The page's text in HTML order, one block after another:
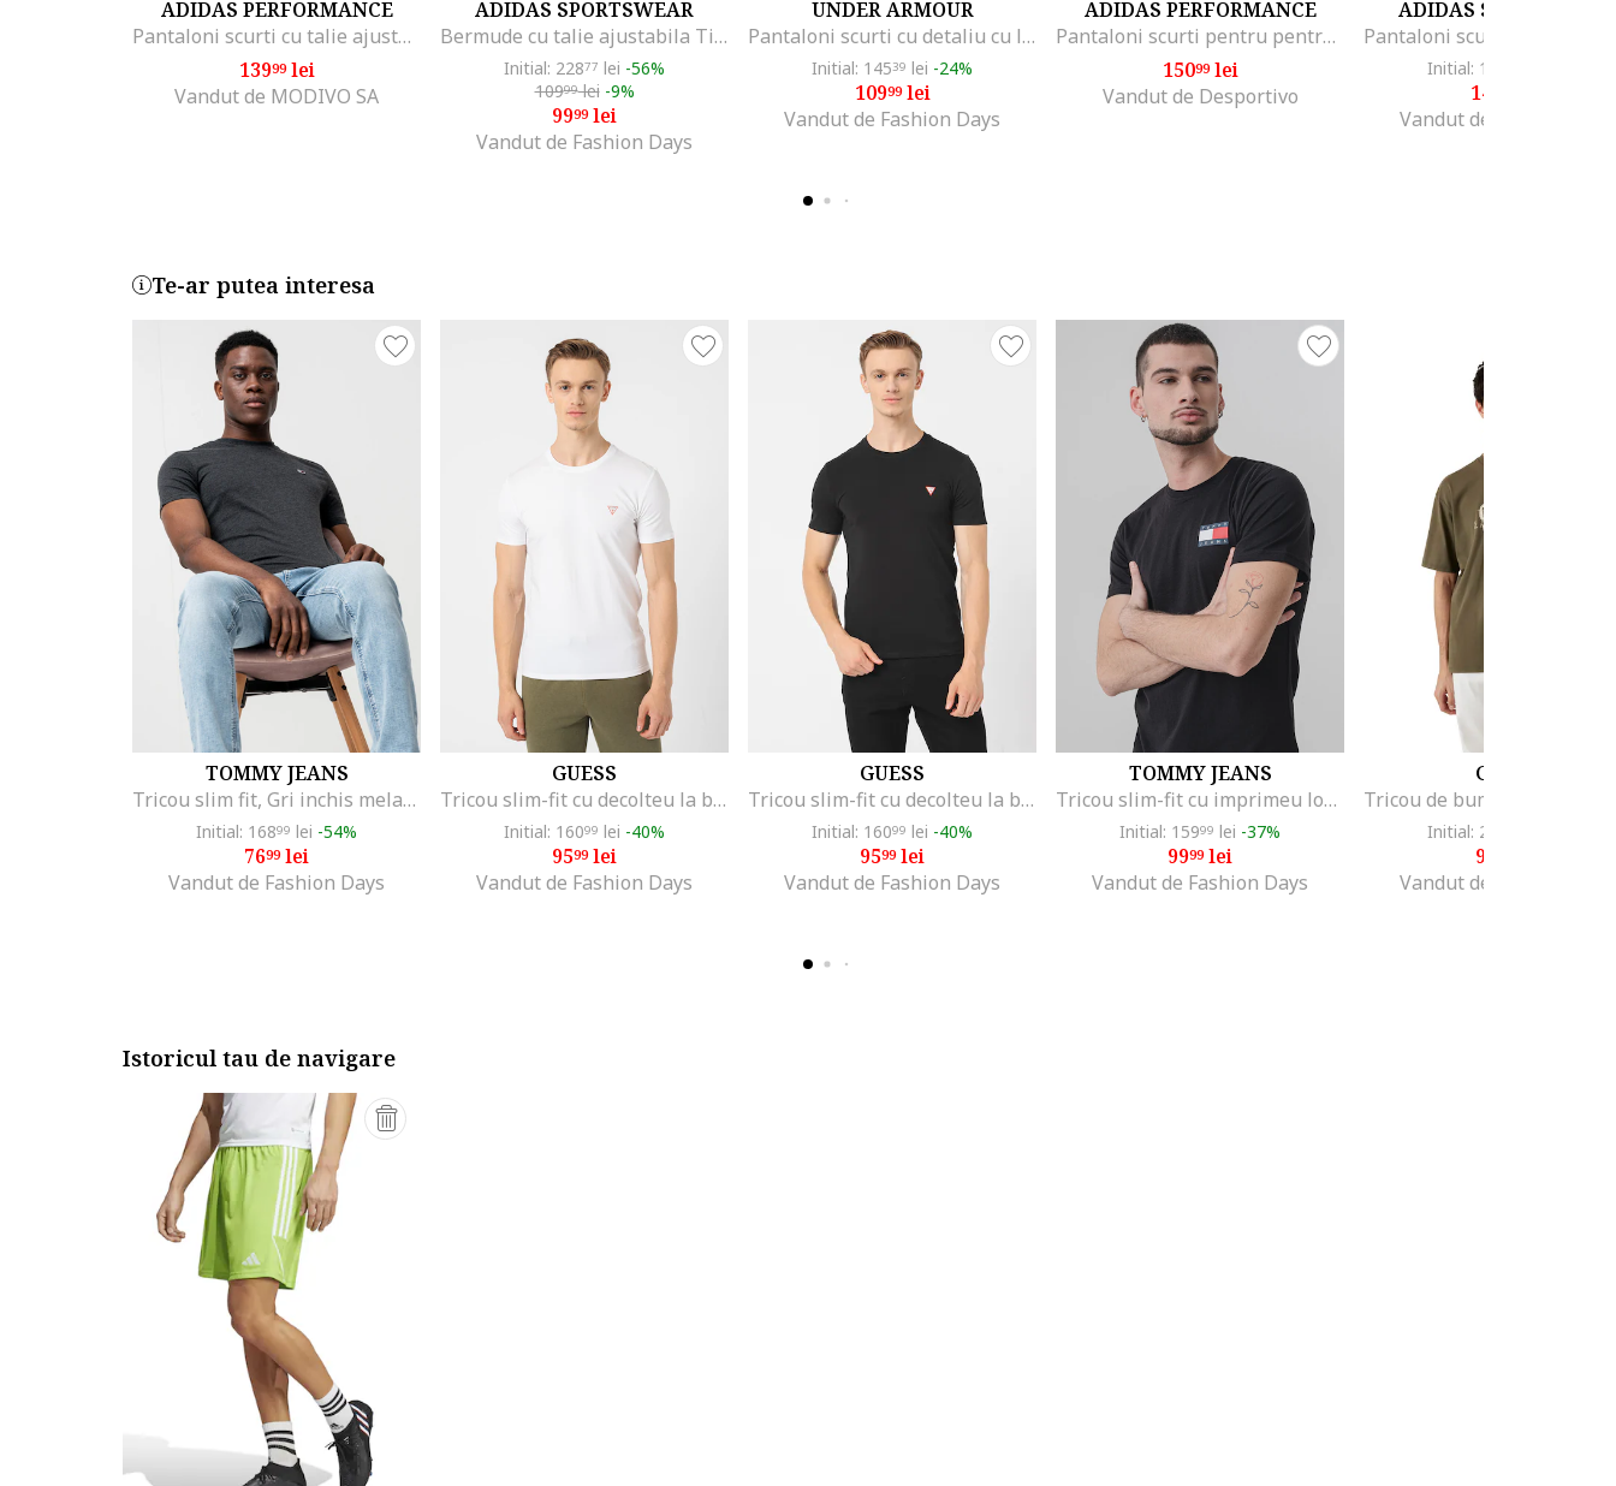
ADIDAS PERFORMANCE
Pantaloni scurti cu talie ajustabila pentru antrenament, Portocaliu mandarina
13999lei
Vandut de MODIVO SA
ADIDAS SPORTSWEAR
Bermude cu talie ajustabila Tiro, Galben/Verde aquamarin
Initial: 22877 lei -56%
10999lei -9%
9999lei
Vandut de Fashion Days
UNDER ARMOUR
Pantaloni scurti cu detaliu cu logo discret pentru fitness UA Tech™ Wordmark, Albastru royal
Initial: 14539 lei -24%
10999lei
Vandut de Fashion Days
ADIDAS PERFORMANCE
Pantaloni scurti pentru pentru fotbal Tiro 23, Galben
15099lei
Vandut de Desportivo
ADIDAS SPORTSWEAR
Initial: 184
149
Vandut de Fashion Days
Te-ar putea interesa
TOMMY JEANS
Tricou slim fit, Gri inchis melange
Initial: 16899 lei -54%
7699lei
Vandut de Fashion Days
GUESS
Tricou slim-fit cu decolteu la baza gatului, Alb
Initial: 16099 lei -40%
9599lei
Vandut de Fashion Days
GUESS
Tricou slim-fit cu decolteu la baza gatului, Negru
Initial: 16099 lei -40%
9599lei
Vandut de Fashion Days
TOMMY JEANS
Tricou slim-fit cu imprimeu logo, Negru
Initial: 15999 lei -37%
9999lei
Vandut de Fashion Days
GUESS
Initial: 238
99
Vandut de Fashion Days
Istoricul tau de navigare